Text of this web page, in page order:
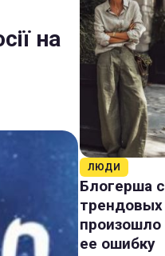
на
ЛЮДИ
Блогерша
произошло
ее ошибку